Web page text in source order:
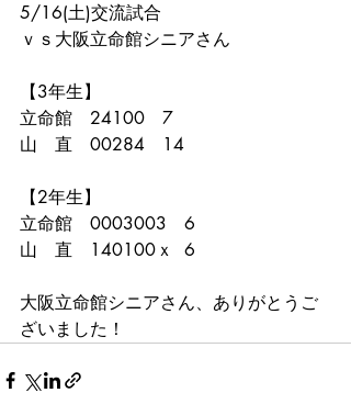
5/16(土)交流試合
ｖｓ大阪立命館シニアさん
【3年生】
立命館　24100　7
山　直　00284　14
【2年生】
立命館　0003003　6
山　直　140100ｘ  6
大阪立命館シニアさん、ありがとうご
ざいました！